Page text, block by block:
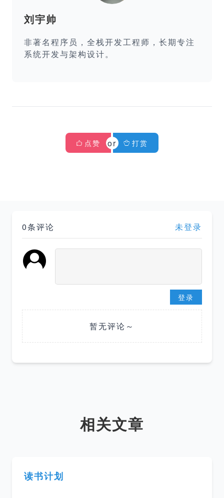
刘宇帅
非著名程序员，全栈开发工程师，长期专注
系统开发与架构设计。
点赞 打赏
0条评论 未登录
登录
暂无评论～
相关文章
读书计划